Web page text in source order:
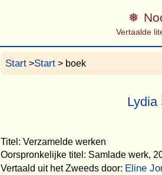
Vertaalde
Start >Start > boek
Lydia
Titel: Verzamelde werken
Oorspronkelijke titel: Samlade werk,
Vertaald uit het Zweeds door: Eline